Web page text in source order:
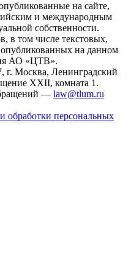
на сайте,
и международным
собственности.
в том числе текстовых,
на данном
АО «ЦТВ».
г. Москва, Ленинградский
XXII, комната 1.
— law@tlum.ru
обработки персональных